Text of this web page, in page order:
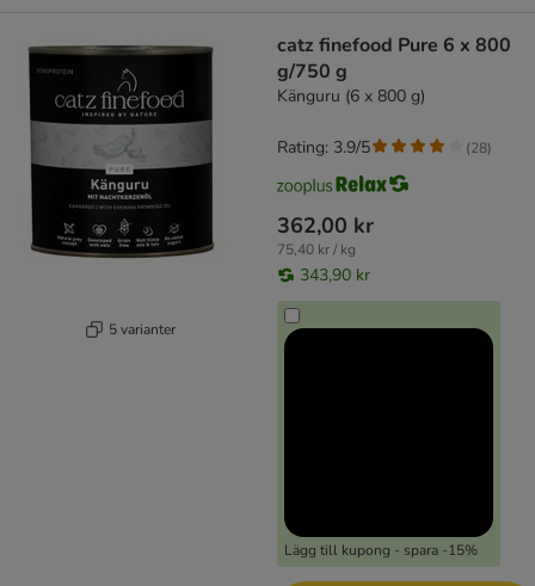
5 varianter
catz finefood Pure 6 x 800
g/750 g
Känguru (6 x 800 g)
362,00 kr
75,40 kr / kg
343,90 kr
Lägg till kupong - spara -15%
Rating: 3.9/5 (28)